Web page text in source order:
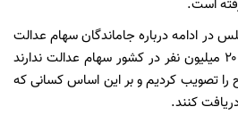
است.
در ادامه درباره جاماندگان سهام عدالت
گفت: برآورد این است حدود ۲۰ میلیون نفر در کشور سهام عدالت ندارند
تصویب کردیم و بر این اساس کسانی که
کنند.